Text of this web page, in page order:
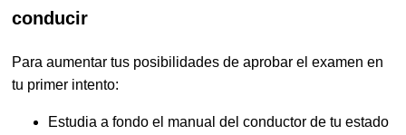
conducir
Para aumentar tus posibilidades de aprobar el examen en
tu primer intento:
Estudia a fondo el manual del conductor de tu estado